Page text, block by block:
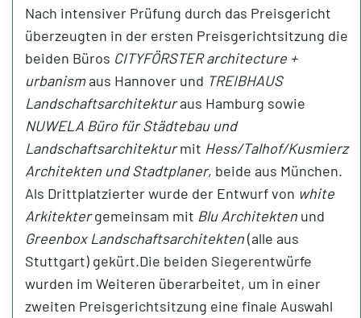
Nach intensiver Prüfung durch das Preisgericht
überzeugten in der ersten Preisgerichtsitzung die
beiden Büros CITYFÖRSTERarchitecture +
urbanismaus Hannover und TREIBHAUS
Landschaftsarchitekturaus Hamburg sowie
NUWELA Büro für Städtebau und
Landschaftsarchitekturmit Hess/Talhof/Kusmierz
Architekten und Stadtplaner, beide aus München.
Als Drittplatzierter wurde der Entwurf von white
Arkitektergemeinsam mit Blu Architekten und
Greenbox Landschaftsarchitekten(alle aus
Stuttgart) gekürt.Die beiden Siegerentwürfe
wurden im Weiteren überarbeitet, um in einer
zweiten Preisgerichtsitzung eine finale Auswahl